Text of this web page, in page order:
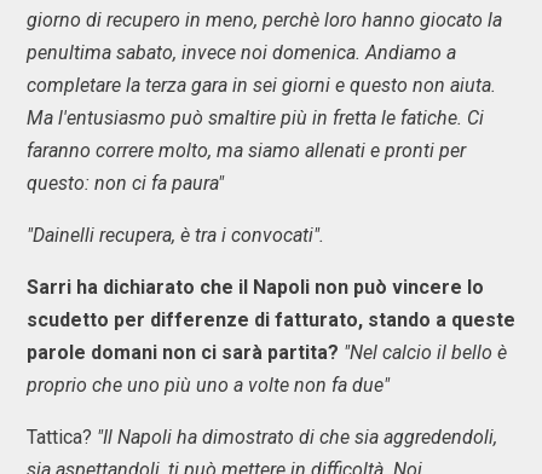
giorno di recupero in meno, perchè loro hanno giocato la
penultima sabato, invece noi domenica. Andiamo a
completare la terza gara in sei giorni e questo non aiuta.
Ma l'entusiasmo può smaltire più in fretta le fatiche. Ci
faranno correre molto, ma siamo allenati e pronti per
questo: non ci fa paura"
"Dainelli recupera, è tra i convocati".
Sarri ha dichiarato che il Napoli non può vincere lo
scudetto per differenze di fatturato, stando a queste
parole domani non ci sarà partita? "Nel calcio il bello è
proprio che uno più uno a volte non fa due"
Tattica? "Il Napoli ha dimostrato di che sia aggredendoli,